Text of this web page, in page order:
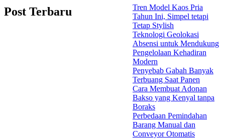
Post Terbaru
Tren Model Kaos Pria
Tahun Ini, Simpel tetapi
Tetap Stylish
Teknologi Geolokasi
Absensi untuk Mendukung
Pengelolaan Kehadiran
Modern
Penyebab Gabah Banyak
Terbuang Saat Panen
Cara Membuat Adonan
Bakso yang Kenyal tanpa
Boraks
Perbedaan Pemindahan
Barang Manual dan
Conveyor Otomatis